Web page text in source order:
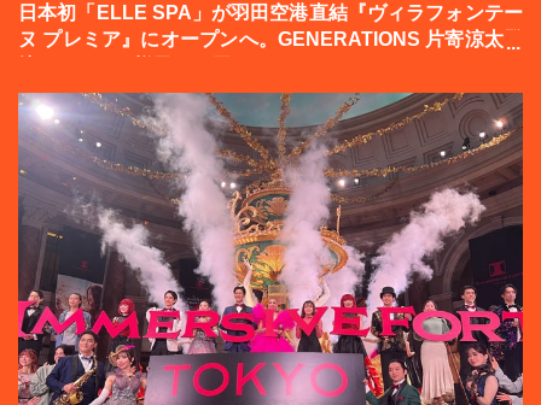
日本初「ELLE SPA」が羽田空港直結『ヴィラフォンテー
ヌ プレミア』にオープンへ。GENERATIONS 片寄涼太登